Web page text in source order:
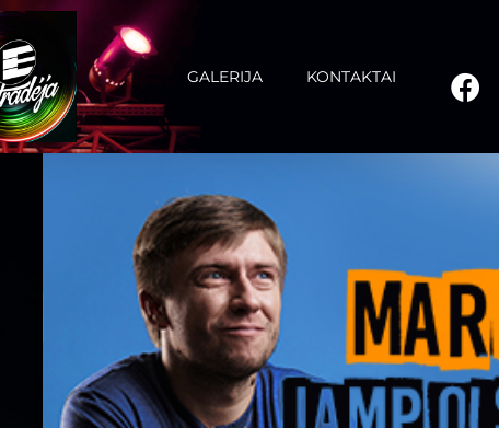
GALERIJA KONTAKTAI